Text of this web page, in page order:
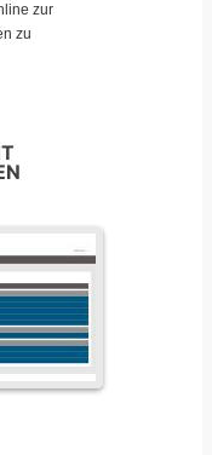
zur
zu